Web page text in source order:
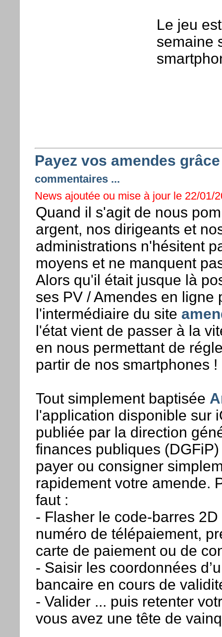
Le jeu
semaine
Payez vos amendes
commentaires ...
News ajoutée ou mise à jour le 22/01/
Quand il s'agit de nous
argent, nos dirigeants et
administrations n'hésitent
moyens et ne manquent
Alors qu'il était jusque là
ses PV / Amendes en ligne
l'intermédiaire du site
l'état vient de passer à la
en nous permettant de
partir de nos smartphones !
Tout simplement baptisée
l'application disponible sur
publiée par la direction
finances publiques
payer ou consigner
rapidement votre amende.
faut :
- Flasher le code-barres
numéro de télépaiement,
carte de paiement ou de
- Saisir les coordonnées
bancaire en cours de
- Valider ... puis retenter
vous avez une tête de